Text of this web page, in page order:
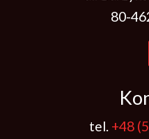
80-
tel. +48